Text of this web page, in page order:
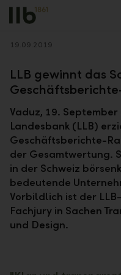
Alerts.Headline
Zurück
19.09.2019
LLB gewinnt das
Vaduz, 19.
Landesbank (LLB)
Geschäftsberichte-
der Gesamtwertung.
in der Schweiz
bedeutende
Vorbildlich ist der
Fachjury in Sachen
und Design.